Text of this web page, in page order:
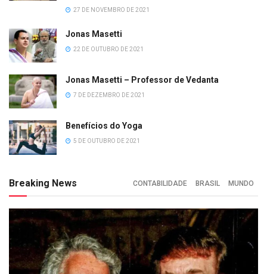
27 DE NOVEMBRO DE 2021
Jonas Masetti
22 DE OUTUBRO DE 2021
Jonas Masetti – Professor de Vedanta
7 DE DEZEMBRO DE 2021
Benefícios do Yoga
5 DE OUTUBRO DE 2021
Breaking News CONTABILIDADE BRASIL MUNDO